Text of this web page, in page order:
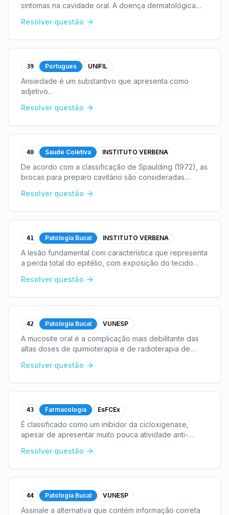
sintomas na cavidade oral. A doença dermatológica
linhas brancas entrelaçadas não-estáticas, normalme
Resolver questão
39 Portugues UNIFIL
Ansiedade é um substantivo que apresenta como
adjetivo...
Resolver questão
40 Saude Coletiva INSTITUTO VERBENA
De acordo com a classificação de Spaulding (1972), as
brocas para preparo cavitário são consideradas
Resolver questão
41 Patologia Bucal INSTITUTO VERBENA
A lesão fundamental com característica que representa
a perda total do epitélio, com exposição do tecido
Resolver questão
42 Patologia Bucal VUNESP
A mucosite oral é a complicação mais debilitante das
altas doses de quimioterapia e de radioterapia de
a alternativa que contém informação correta.
Resolver questão
43 Farmacologia EsFCEx
É classificado como um inibidor da cicloxigenase,
apesar de apresentar muito pouca atividade anti-
2). Por esse motivo, é empregado apenas como
Resolver questão
44 Patologia Bucal VUNESP
Assinale a alternativa que contém informação correta